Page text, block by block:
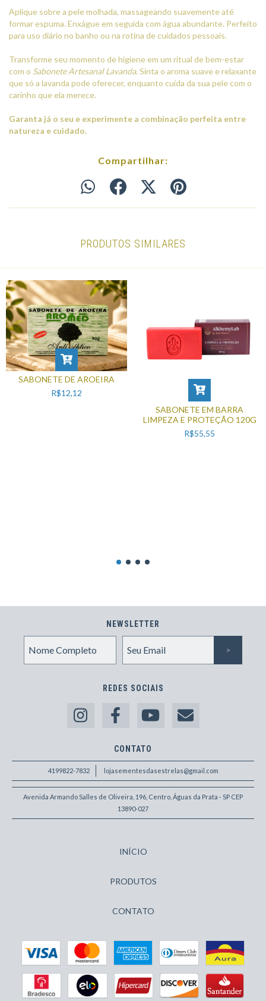
Aplique sobre a pele molhada, massageando suavemente até
formar espuma. Enxágue em seguida com água abundante. Perfeito
para uso diário no banho ou na rotina de cuidados pessoais.
Transforme seu momento de higiene em um ritual de bem-estar
com o Sabonete Artesanal Lavanda. Sinta o aroma suave e relaxante
que só a lavanda pode oferecer, enquanto cuida da sua pele com o
carinho que ela merece.
Garanta já o seu e experimente a combinação perfeita entre
natureza e cuidado.
Compartilhar:
PRODUTOS SIMILARES
SABONETE DE AROEIRA
R$12,12
SABONETE EM BARRA
LIMPEZA E PROTEÇÃO 120G
R$55,55
NEWSLETTER
REDES SOCIAIS
CONTATO
4199822-7832 lojasementesdasestrelas@gmail.com
Avenida Armando Salles de Oliveira, 196, Centro, Águas da Prata - SP CEP
13890-027
INÍCIO
PRODUTOS
CONTATO